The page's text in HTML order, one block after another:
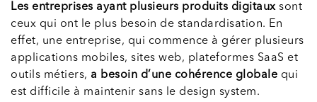
Les entreprises ayant plusieurs produits digitauxsont
ceux qui ont le plus besoin de standardisation. En
effet, une entreprise, qui commence à gérer plusieurs
applications mobiles, sites web, plateformes SaaS et
outils métiers, a besoin d’une cohérence globale qui
est difficile à maintenir sans le design system.